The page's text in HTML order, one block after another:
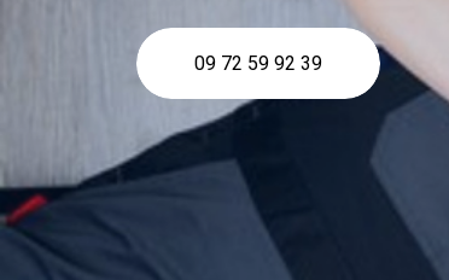
09 72 59 92 39